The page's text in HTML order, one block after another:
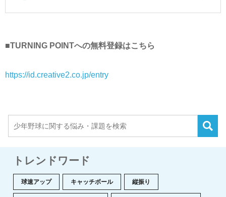
■TURNING POINTへの無料登録はこちら
https://id.creative2.co.jp/entry
トレンドワード
球速アップ キャッチボール 縦振り